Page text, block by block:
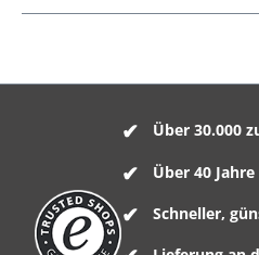
Über 30.000
Über 40
Schneller,